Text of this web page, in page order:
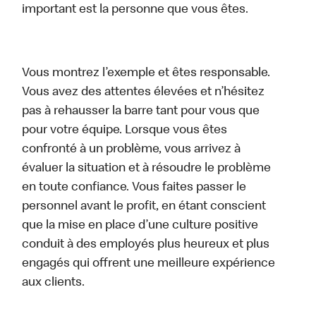
important est la personne que vous êtes.
Vous montrez l’exemple et êtes responsable.
Vous avez des attentes élevées et n’hésitez
pas à rehausser la barre tant pour vous que
pour votre équipe. Lorsque vous êtes
confronté à un problème, vous arrivez à
évaluer la situation et à résoudre le problème
en toute confiance. Vous faites passer le
personnel avant le profit, en étant conscient
que la mise en place d’une culture positive
conduit à des employés plus heureux et plus
engagés qui offrent une meilleure expérience
aux clients.